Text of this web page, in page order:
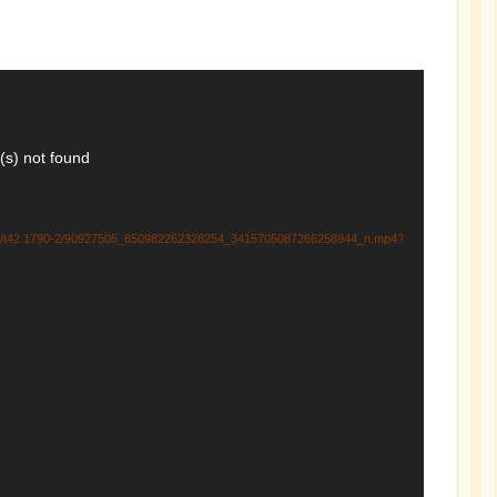
not found
2/90927505_650982262328254_3415705087266258944_n.mp4?